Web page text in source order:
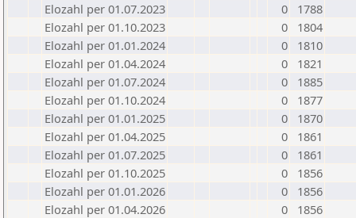
Elozahl per 01.07.2023
0
1788
Elozahl per 01.10.2023
0
1804
Elozahl per 01.01.2024
0
1810
Elozahl per 01.04.2024
0
1821
Elozahl per 01.07.2024
0
1885
Elozahl per 01.10.2024
0
1877
Elozahl per 01.01.2025
0
1870
Elozahl per 01.04.2025
0
1861
Elozahl per 01.07.2025
0
1861
Elozahl per 01.10.2025
0
1856
Elozahl per 01.01.2026
0
1856
Elozahl per 01.04.2026
0
1856